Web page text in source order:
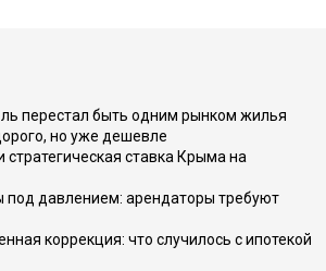
перестал быть одним рынком жилья
но уже дешевле
ставка Крыма на
под давлением: арендаторы требуют
коррекция: что случилось с ипотекой